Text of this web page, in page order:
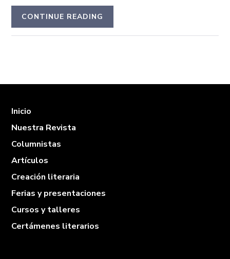
CONTINUE READING
Inicio
Nuestra Revista
Columnistas
Artículos
Creación literaria
Ferias y presentaciones
Cursos y talleres
Certámenes literarios